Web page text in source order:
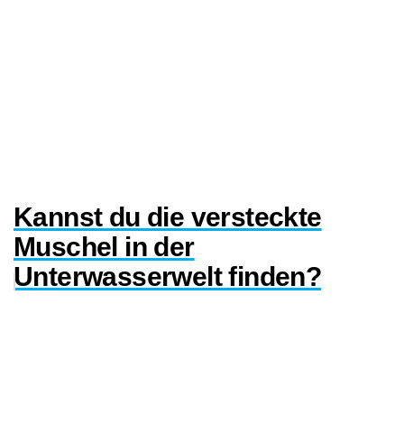
Kannst du die versteckte
Muschel in der
Unterwasserwelt finden?